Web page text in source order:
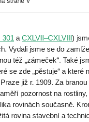
301 a CXLVII–CXLVIII)
Vydali jsme se do
též „zámeček“. Také
se zde „pěstuje“ a které
již r. 1909. Za
pozornost na
rovinách současně.
rovina stavební a